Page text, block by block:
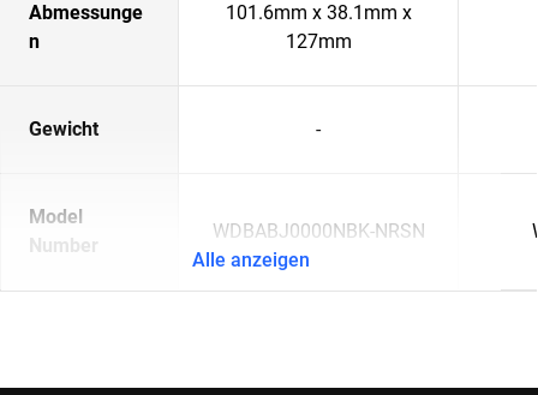
Abmessunge
n
101.6mm x 38.1mm x
127mm
Gewicht -
Model
Number
WDBABJ0000NBK-NRSN
Alle anzeigen